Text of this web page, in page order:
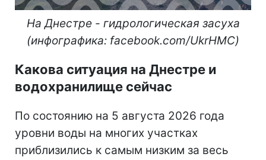
На Днестре - гидрологическая засуха
(инфографика: facebook.com/UkrHMC)
Какова ситуация на Днестре и
водохранилище сейчас
По состоянию на 5 августа 2026 года
уровни воды на многих участках
приблизились к самым низким за весь